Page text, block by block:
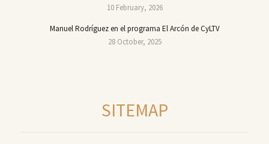
10 February, 2026
Manuel Rodríguez en el programa El Arcón de CyLTV
28 October, 2025
SITEMAP